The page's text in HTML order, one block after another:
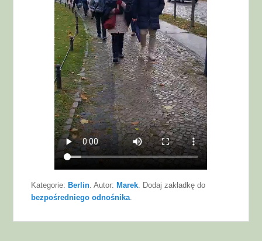
Kategorie: Berlin . Autor: Marek . Dodaj zakładkę do
bezpośredniego odnośnika